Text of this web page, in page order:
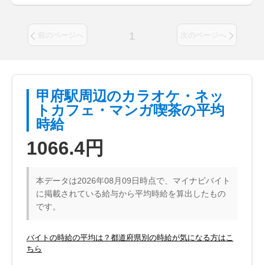
前のページへ 1 次のページへ
甲府駅周辺のカラオケ・ネッ
トカフェ・マンガ喫茶の平均
時給
1066.4円
本データは2026年08月09日時点で、マイナビバイト
に掲載されている給与から平均時給を算出したもの
です。
バイトの時給の平均は？都道府県別の時給が気になる方はこ
ちら